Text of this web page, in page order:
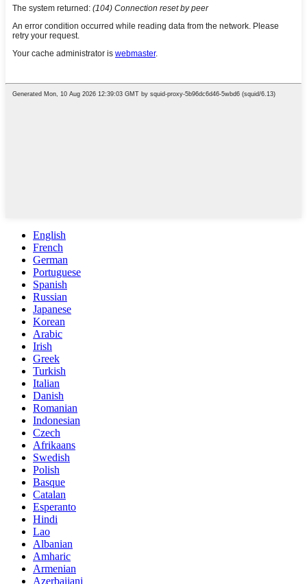
English
French
German
Portuguese
Spanish
Russian
Japanese
Korean
Arabic
Irish
Greek
Turkish
Italian
Danish
Romanian
Indonesian
Czech
Afrikaans
Swedish
Polish
Basque
Catalan
Esperanto
Hindi
Lao
Albanian
Amharic
Armenian
Azerbaijani